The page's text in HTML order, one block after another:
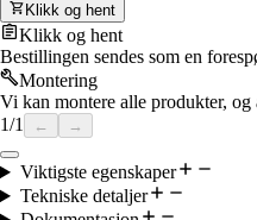
Klikk og hent
Klikk og hent
Bestillingen sendes som en
Montering
Vi kan montere alle produkter,
1/1 ← →
Viktigste egenskaper
Tekniske detaljer